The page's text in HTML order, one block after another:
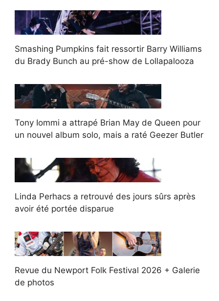
Smashing Pumpkins fait ressortir Barry Williams
du Brady Bunch au pré-show de Lollapalooza
Tony Iommi a attrapé Brian May de Queen pour
un nouvel album solo, mais a raté Geezer Butler
Linda Perhacs a retrouvé des jours sûrs après
avoir été portée disparue
Revue du Newport Folk Festival 2026 + Galerie
de photos